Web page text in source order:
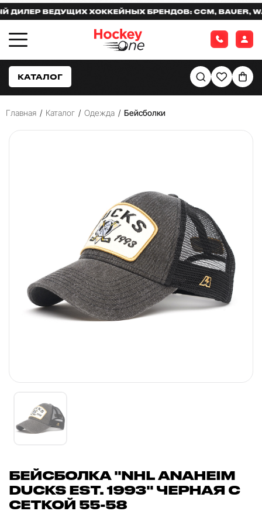
ВЕДУЩИХ ХОККЕЙНЫХ БРЕНДОВ: CCM, BAUER,
КАТАЛОГ
Главная / Каталог / Одежда / Бейсболки
БЕЙСБОЛКА "NHL ANAHEIM
DUCKS EST. 1993" ЧЕРНАЯ С
СЕТКОЙ 55-58